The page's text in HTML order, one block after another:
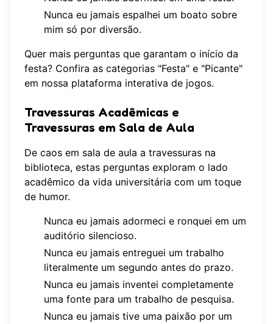
Nunca eu jamais espalhei um boato sobre
mim só por diversão.
Quer mais perguntas que garantam o início da
festa? Confira as categorias "Festa" e "Picante"
em nossa plataforma interativa de jogos.
Travessuras Acadêmicas e
Travessuras em Sala de Aula
De caos em sala de aula a travessuras na
biblioteca, estas perguntas exploram o lado
acadêmico da vida universitária com um toque
de humor.
Nunca eu jamais adormeci e ronquei em um
auditório silencioso.
Nunca eu jamais entreguei um trabalho
literalmente um segundo antes do prazo.
Nunca eu jamais inventei completamente
uma fonte para um trabalho de pesquisa.
Nunca eu jamais tive uma paixão por um